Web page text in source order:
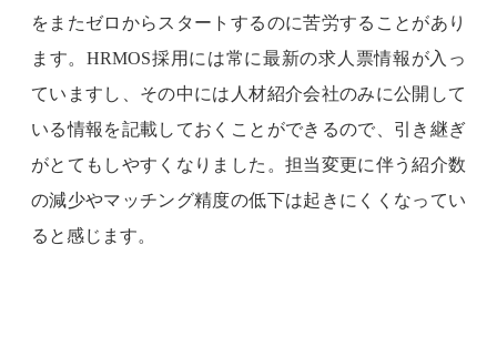
をまたゼロからスタートするのに苦労することがあり
ます。HRMOS採用には常に最新の求人票情報が入っ
ていますし、その中には人材紹介会社のみに公開して
いる情報を記載しておくことができるので、引き継ぎ
がとてもしやすくなりました。担当変更に伴う紹介数
の減少やマッチング精度の低下は起きにくくなってい
ると感じます。